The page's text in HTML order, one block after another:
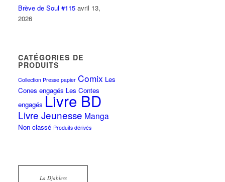
Brève de Soul #115 avril 13,
2026
CATÉGORIES DE
PRODUITS
Collection Presse papier Comix Les
Cones engagés Les Contes
engagés Livre BD
Livre Jeunesse Manga
Non classé Produits dérivés
La Djabless